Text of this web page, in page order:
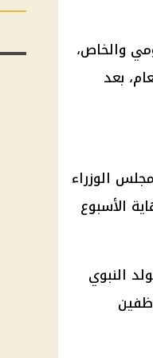
والخاص،
بعد
الوزراء
الأسبوع
النبوي